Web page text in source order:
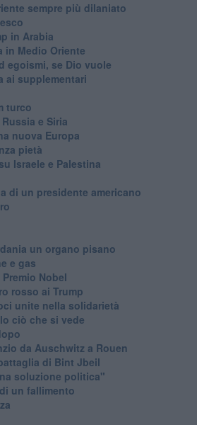
sempre più dilaniato
in Arabia
in Medio Oriente
egoismi, se Dio vuole
ai supplementari
turco
e Siria
nuova Europa
pietà
Israele e Palestina
di un presidente americano
un organo pisano
e gas
Nobel
rosso ai Trump
unite nella solidarietà
ciò che si vede
da Auschwitz a Rouen
di Bint Jbeil
soluzione politica"
un fallimento